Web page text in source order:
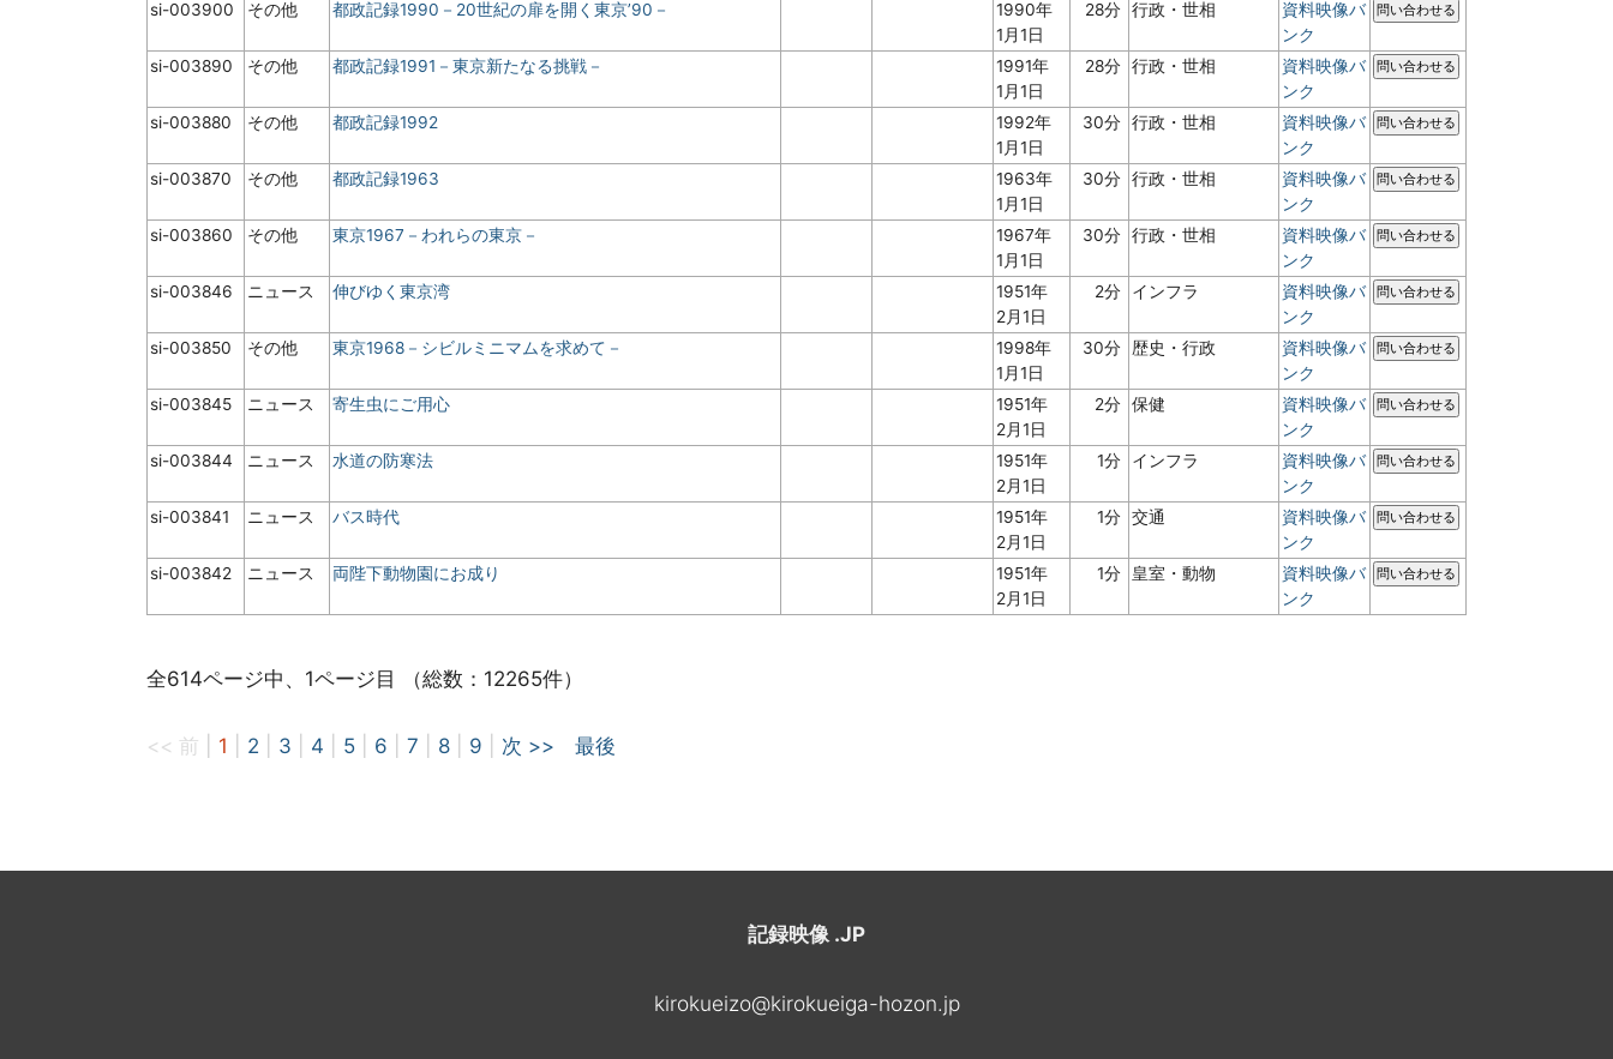
si-003900 その他 都政記録1990－20世紀の扉を開く東京’90－
1990年
1月1日
28分 行政・世相
資料映像バ
ンク
問い合わせる
si-003890 その他 都政記録1991－東京新たなる挑戦－
1991年
1月1日
28分 行政・世相
資料映像バ
ンク
問い合わせる
si-003880 その他 都政記録1992
1992年
1月1日
30分 行政・世相
資料映像バ
ンク
問い合わせる
si-003870 その他 都政記録1963
1963年
1月1日
30分 行政・世相
資料映像バ
ンク
問い合わせる
si-003860 その他 東京1967－われらの東京－
1967年
1月1日
30分 行政・世相
資料映像バ
ンク
問い合わせる
si-003846 ニュース 伸びゆく東京湾
1951年
2月1日
2分 インフラ
資料映像バ
ンク
問い合わせる
si-003850 その他 東京1968－シビルミニマムを求めて－
1998年
1月1日
30分 歴史・行政
資料映像バ
ンク
問い合わせる
si-003845 ニュース 寄生虫にご用心
1951年
2月1日
2分 保健
資料映像バ
ンク
問い合わせる
si-003844 ニュース 水道の防寒法
1951年
2月1日
1分 インフラ
資料映像バ
ンク
問い合わせる
si-003841 ニュース バス時代
1951年
2月1日
1分 交通
資料映像バ
ンク
問い合わせる
si-003842 ニュース 両陛下動物園にお成り
1951年
2月1日
1分 皇室・動物
資料映像バ
ンク
問い合わせる
全614ページ中、1ページ目 （総数：12265件）
<< 前 1 2 3 4 5 6 7 8 9 次 >> 最後
記録映像 .JP
kirokueizo@kirokueiga-hozon.jp